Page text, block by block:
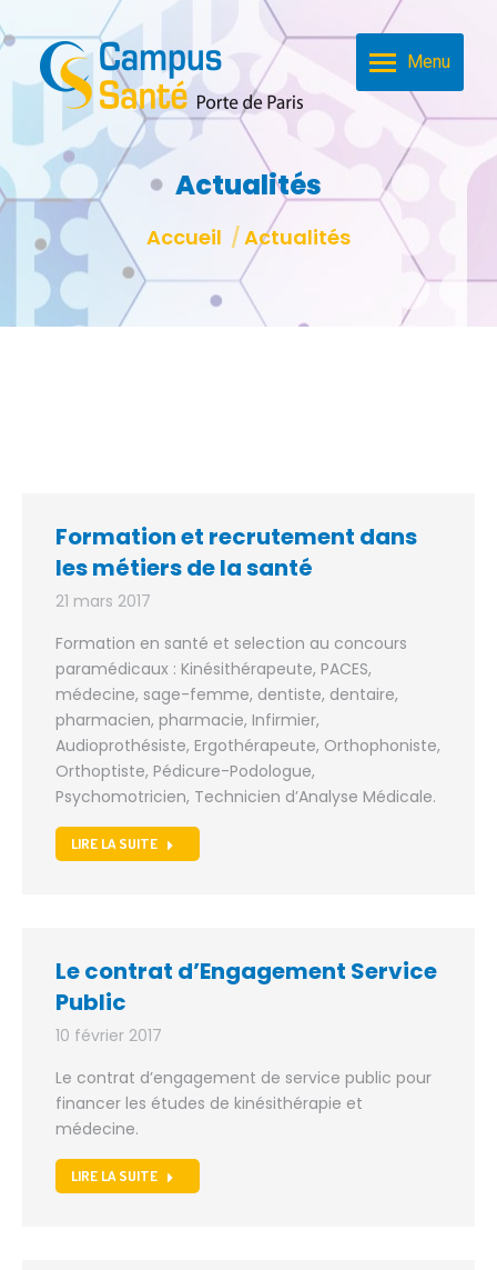
Menu
Actualités
Accueil Actualités
Formation et recrutement dans
les métiers de la santé
21 mars 2017
Formation en santé et selection au concours
paramédicaux : Kinésithérapeute, PACES,
médecine, sage-femme, dentiste, dentaire,
pharmacien, pharmacie, Infirmier,
Audioprothésiste, Ergothérapeute, Orthophoniste,
Orthoptiste, Pédicure-Podologue,
Psychomotricien, Technicien d’Analyse Médicale.
LIRE LA SUITE
Le contrat d’Engagement Service
Public
10 février 2017
Le contrat d’engagement de service public pour
financer les études de kinésithérapie et
médecine.
LIRE LA SUITE